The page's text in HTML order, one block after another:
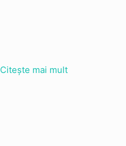
Citește mai mult